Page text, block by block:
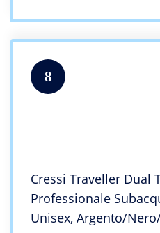
8
Cressi Traveller Dual
Professionale
Unisex, Argento/